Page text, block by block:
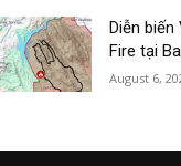
Diễn biến
Fire tại
August 6,